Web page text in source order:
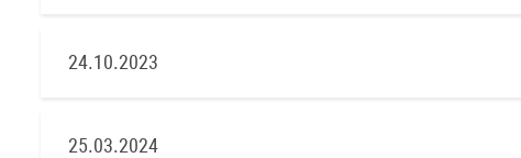
24.10.2023
25.03.2024